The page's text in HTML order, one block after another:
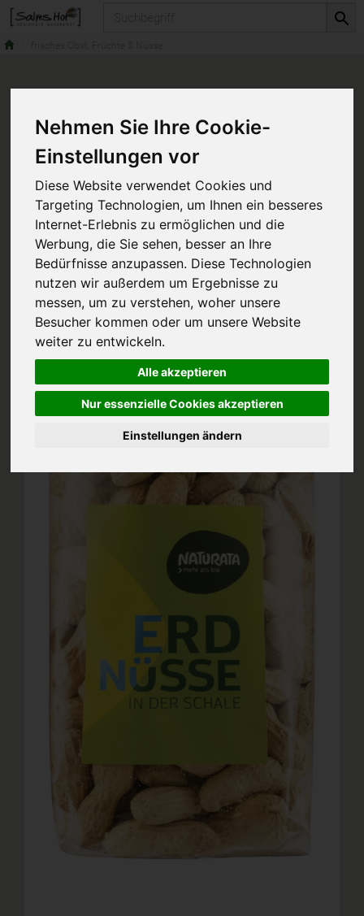
Nehmen Sie Ihre Cookie-
Einstellungen vor
Diese Website verwendet Cookies und
Targeting Technologien, um Ihnen ein besseres
Internet-Erlebnis zu ermöglichen und die
Werbung, die Sie sehen, besser an Ihre
Bedürfnisse anzupassen. Diese Technologien
nutzen wir außerdem um Ergebnisse zu
messen, um zu verstehen, woher unsere
Besucher kommen oder um unsere Website
weiter zu entwickeln.
Alle akzeptieren
Nur essenzielle Cookies akzeptieren
Einstellungen ändern